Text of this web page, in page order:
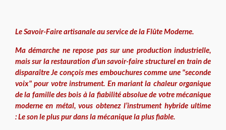
Le Savoir-Faire artisanale au service de la Flûte Moderne.
Ma démarche ne repose pas sur une production industrielle,
mais sur la restauration d’un savoir-faire structurel en train de
disparaître Je conçois mes embouchures comme une "seconde
voix" pour votre instrument. En mariant la chaleur organique
de la famille des bois à la fiabilité absolue de votre mécanique
moderne en métal, vous obtenez l’instrument hybride ultime
: Le son le plus pur dans la mécanique la plus fiable.